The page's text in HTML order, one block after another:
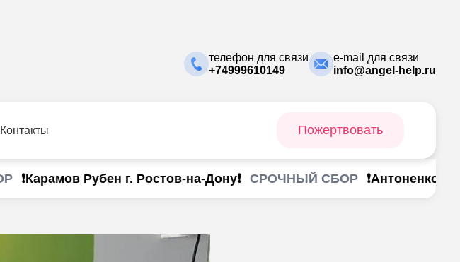
телефон для связи
+74999610149
e-mail для связи
info@angel-help.ru
Контакты Пожертвовать
Рубен г. Ростов-на-Дону❗ СРОЧНЫЙ СБОР ❗Антоненко